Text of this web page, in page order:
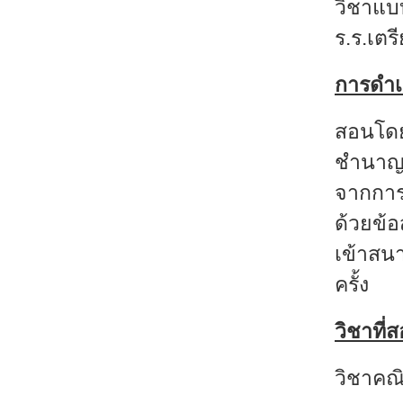
วิชาแ
ร.ร.เต
การดำ
สอนโด
ชำนา
จากกา
ด้วยข้
เข้าสน
ครั้ง
วิชาที่
วิชาคณิ